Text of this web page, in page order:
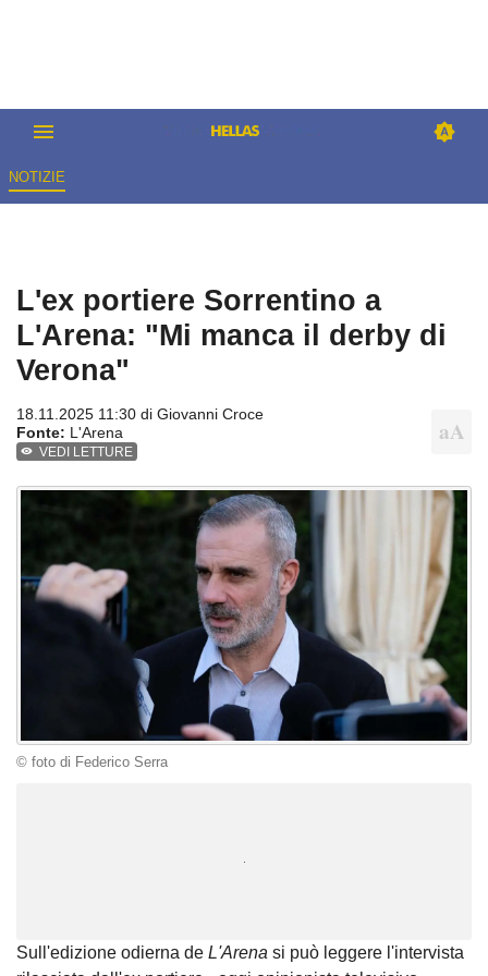
NOTIZIE
L'ex portiere Sorrentino a
L'Arena: "Mi manca il derby di
Verona"
18.11.2025 11:30 di Giovanni Croce
Fonte: L'Arena
VEDI LETTURE
© foto di Federico Serra
Sull'edizione odierna de L'Arena si può leggere l'intervista